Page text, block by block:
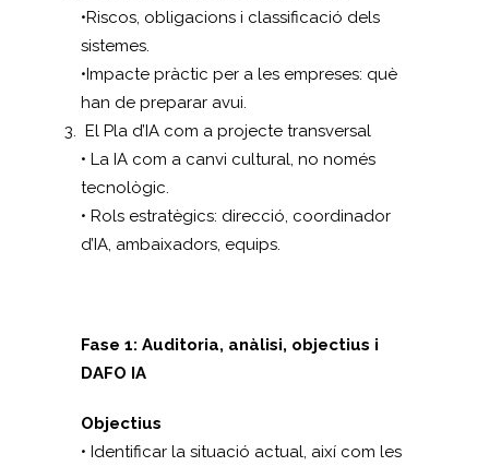
•Riscos, obligacions i classificació dels
sistemes.
•Impacte pràctic per a les empreses: què
han de preparar avui.
El Pla d’IA com a projecte transversal
• La IA com a canvi cultural, no només
tecnològic.
• Rols estratègics: direcció, coordinador
d’IA, ambaixadors, equips.
Fase 1: Auditoria, anàlisi, objectius i
DAFO IA
Objectius
• Identificar la situació actual, així com les